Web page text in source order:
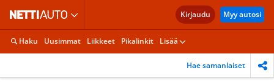
Kirjaudu Myy autosi
Haku Uusimmat Liikkeet Pikalinkit Lisää
Hae samanlaiset